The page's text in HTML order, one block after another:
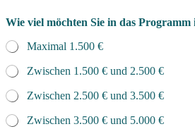
Wie viel möchten Sie in das Programm
Maximal 1.500 €
Zwischen 1.500 € und 2.500 €
Zwischen 2.500 € und 3.500 €
Zwischen 3.500 € und 5.000 €